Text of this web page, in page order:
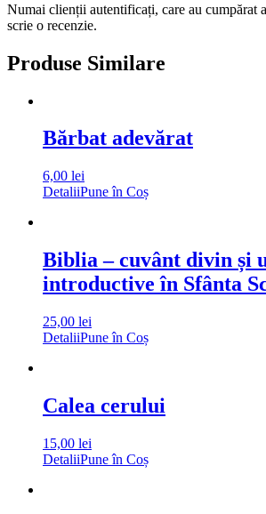
Numai clienții autentificați, care au cumpărat
scrie o recenzie.
Produse Similare
Bărbat adevărat
6,00 lei
DetaliiPune în Coș
Biblia – cuvânt divin și
introductive în Sfânta
25,00 lei
DetaliiPune în Coș
Calea cerului
15,00 lei
DetaliiPune în Coș